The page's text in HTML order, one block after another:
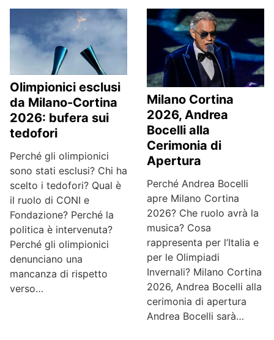
Olimpionici esclusi
da Milano-Cortina
2026: bufera sui
tedofori
Perché gli olimpionici
sono stati esclusi? Chi ha
scelto i tedofori? Qual è
il ruolo di CONI e
Fondazione? Perché la
politica è intervenuta?
Perché gli olimpionici
denunciano una
mancanza di rispetto
verso…
Milano Cortina
2026, Andrea
Bocelli alla
Cerimonia di
Apertura
Perché Andrea Bocelli
apre Milano Cortina
2026? Che ruolo avrà la
musica? Cosa
rappresenta per l’Italia e
per le Olimpiadi
Invernali? Milano Cortina
2026, Andrea Bocelli alla
cerimonia di apertura
Andrea Bocelli sarà…